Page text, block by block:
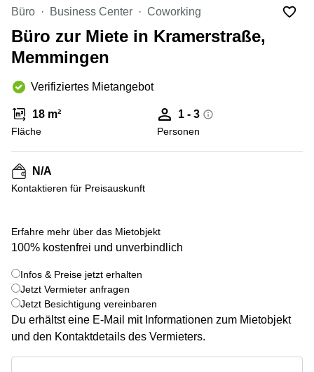
Düsseldorf
Büro
mieten
Köln
Büro
Essen
Büro
mieten
Hannover
Seminarraum
mieten
Neuss
Büro
mieten
Hamburg
Büro
mieten
Mitte
10
Berlin
Kienberger
Allee 4
Berlin
Schönefeld
8 Hannover
21 Regus
Düsseldorf
Arcus
Str.
Mainzer
69
Frankfurt
Europaplatz
2 Berlin
Regus
Büro Business Center Coworking
Büro zur Miete in Kramerstraße,
Memmingen
Verifiziertes Mietangebot
18 m²
Fläche
1 - 3
Personen
N/A
Kontaktieren für Preisauskunft
Erfahre mehr über das Mietobjekt
100% kostenfrei und unverbindlich
Infos & Preise jetzt erhalten
Jetzt Vermieter anfragen
Jetzt Besichtigung vereinbaren
Du erhältst eine E-Mail mit Informationen zum Mietobjekt
und den Kontaktdetails des Vermieters.